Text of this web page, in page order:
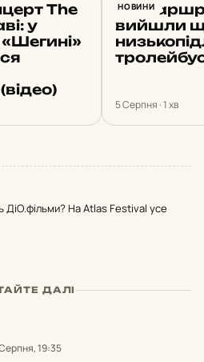
The
у
НОВИНИ
На
вийшли
5 Серпня · 1 хв
ДіО.фільми? На Atlas Festival усе
ДАЛІ
19:35